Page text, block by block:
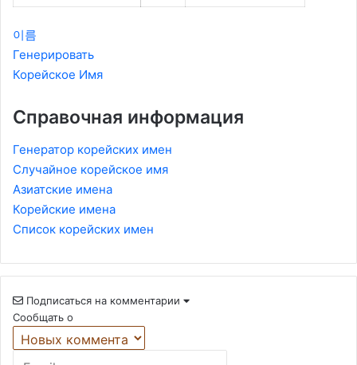
이름
Генерировать
Корейское Имя
Справочная информация
Генератор корейских имен
Случайное корейское имя
Азиатские имена
Корейские имена
Список корейских имен
Подписаться на комментарии
Сообщать о